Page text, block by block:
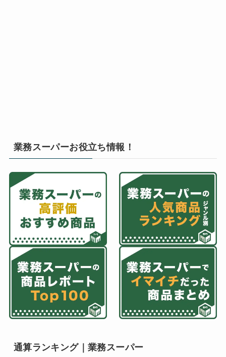
業務スーパーお役立ち情報！
通算ランキング｜業務スーパー